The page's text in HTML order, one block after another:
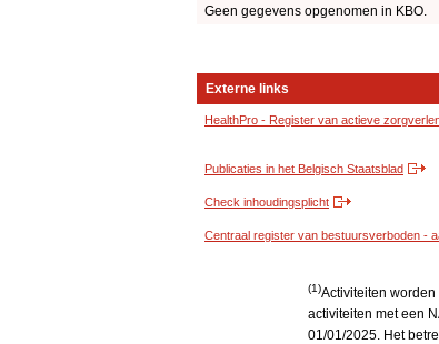
Geen gegevens opgenomen in KBO.
Externe links
HealthPro - Register van actieve
Publicaties in het Belgisch Staatsblad
Check inhoudingsplicht
Centraal register van bestuursverboden -
(1)Activiteiten
activiteiten met een
01/01/2025. Het